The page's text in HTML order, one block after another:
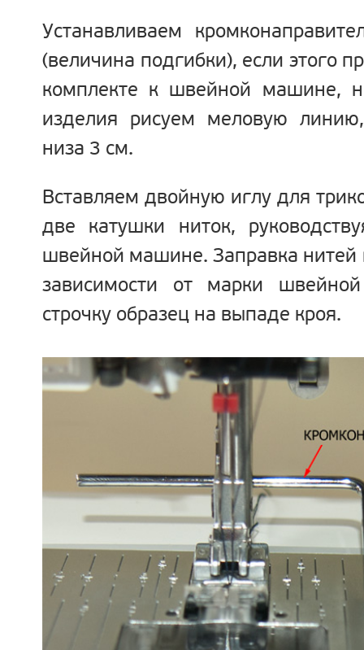
Устанавливаем
(величина подгибки), если этого
комплекте к швейной машине,
изделия рисуем меловую
низа 3 см.
Вставляем двойную иглу для
две катушки ниток,
швейной машине. Заправка нитей
зависимости от марки
строчку образец на выпаде кроя.